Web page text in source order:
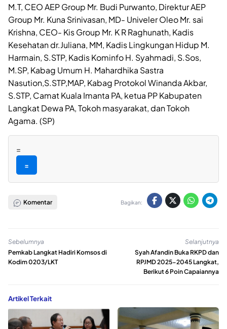
M.T, CEO AEP Group Mr. Budi Purwanto, Direktur AEP
Group Mr. Kuna Srinivasan, MD- Univeler Oleo Mr. sai
Krishna, CEO- Kis Group Mr. K R Raghunath, Kadis
Kesehatan dr.Juliana, MM, Kadis Lingkungan Hidup M.
Harmain, S.STP, Kadis Kominfo H. Syahmadi, S.Sos,
M.SP, Kabag Umum H. Mahardhika Sastra
Nasution,S.STP,MAP, Kabag Protokol Winanda Akbar,
S.STP, Camat Kuala Imanta PA, ketua PP Kabupaten
Langkat Dewa PA, Tokoh masyarakat, dan Tokoh
Agama. (SP)
=
=
Komentar Bagikan:
Sebelumnya
Pemkab Langkat Hadiri Komsos di
Kodim 0203/LKT
Selanjutnya
Syah Afandin Buka RKPD dan
RPJMD 2025-2045 Langkat,
Berikut 6 Poin Capaiannya
Artikel Terkait